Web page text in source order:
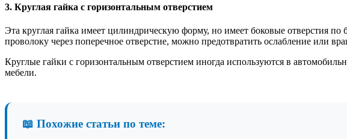
3. Круглая гайка с горизонтальным отверстием
Эта круглая гайка имеет цилиндрическую форму, но имеет боковые отверстия
проволоку через поперечное отверстие, можно предотвратить ослабление или
Круглые гайки с горизонтальным отверстием иногда используются в
мебели.
📖 Похожие статьи по теме: